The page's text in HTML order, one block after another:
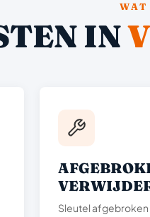
IN
Sleutel afgebroken